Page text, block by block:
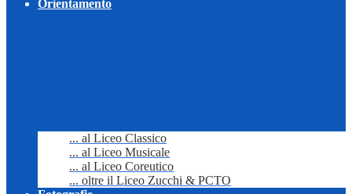
Orientamento
... al Liceo Classico
... al Liceo Musicale
... al Liceo Coreutico
... oltre il Liceo Zucchi & PCTO